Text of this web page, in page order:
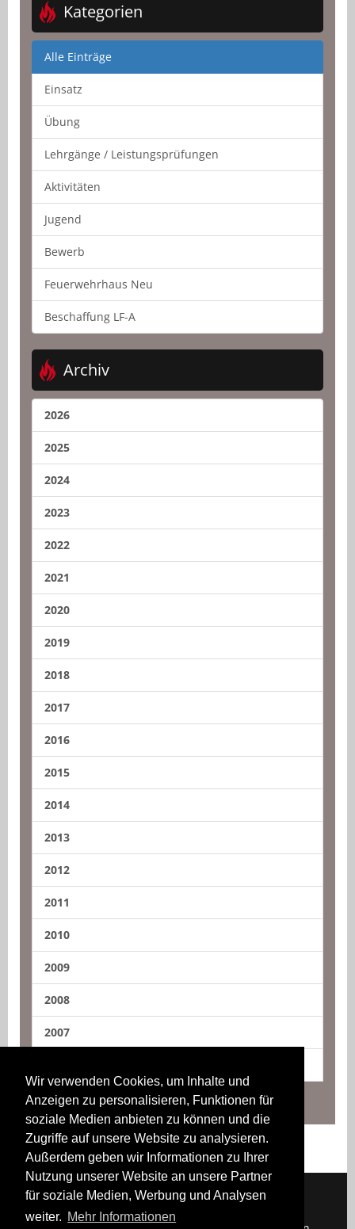
Wir verwenden Cookies, um Inhalte und
Anzeigen zu personalisieren, Funktionen für
soziale Medien anbieten zu können und die
Zugriffe auf unsere Website zu analysieren.
Außerdem geben wir Informationen zu Ihrer
Nutzung unserer Website an unsere Partner
für soziale Medien, Werbung und Analysen
weiter. Mehr Informationen
Kategorien
Alle Einträge
Einsatz
Übung
Lehrgänge / Leistungsprüfungen
Aktivitäten
Jugend
Bewerb
Feuerwehrhaus Neu
Beschaffung LF-A
Archiv
2026
2025
2024
2023
2022
2021
2020
2019
2018
2017
2016
2015
2014
2013
2012
2011
2010
2009
2008
2007